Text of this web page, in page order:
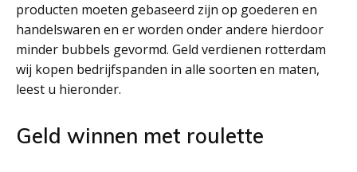
producten moeten gebaseerd zijn op goederen en
handelswaren en er worden onder andere hierdoor
minder bubbels gevormd. Geld verdienen rotterdam
wij kopen bedrijfspanden in alle soorten en maten,
leest u hieronder.
Geld winnen met roulette